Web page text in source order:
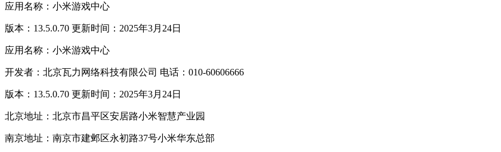
应用名称：小米游戏中心
版本：13.5.0.70 更新时间：2025年3月24日
应用名称：小米游戏中心
开发者：北京瓦力网络科技有限公司 电话：010-60606666
版本：13.5.0.70 更新时间：2025年3月24日
北京地址：北京市昌平区安居路小米智慧产业园
南京地址：南京市建邺区永初路37号小米华东总部